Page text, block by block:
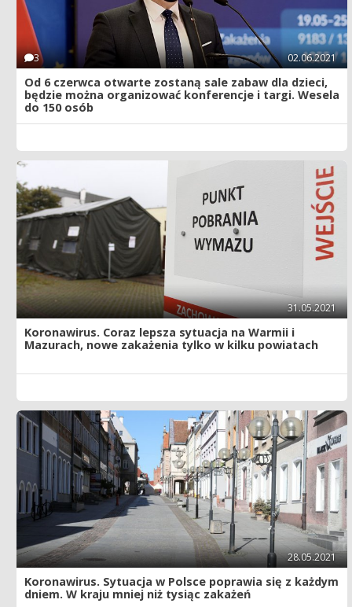
3 02.06.2021
Od 6 czerwca otwarte zostaną sale zabaw dla dzieci,
będzie można organizować konferencje i targi. Wesela
do 150 osób
31.05.2021
Koronawirus. Coraz lepsza sytuacja na Warmii i
Mazurach, nowe zakażenia tylko w kilku powiatach
28.05.2021
Koronawirus. Sytuacja w Polsce poprawia się z każdym
dniem. W kraju mniej niż tysiąc zakażeń